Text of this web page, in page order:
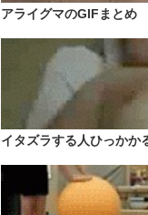
アライグマのGIFまとめ
イタズラする人ひっかか